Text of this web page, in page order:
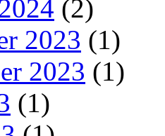
(2)
2023 (1)
2023 (1)
(1)